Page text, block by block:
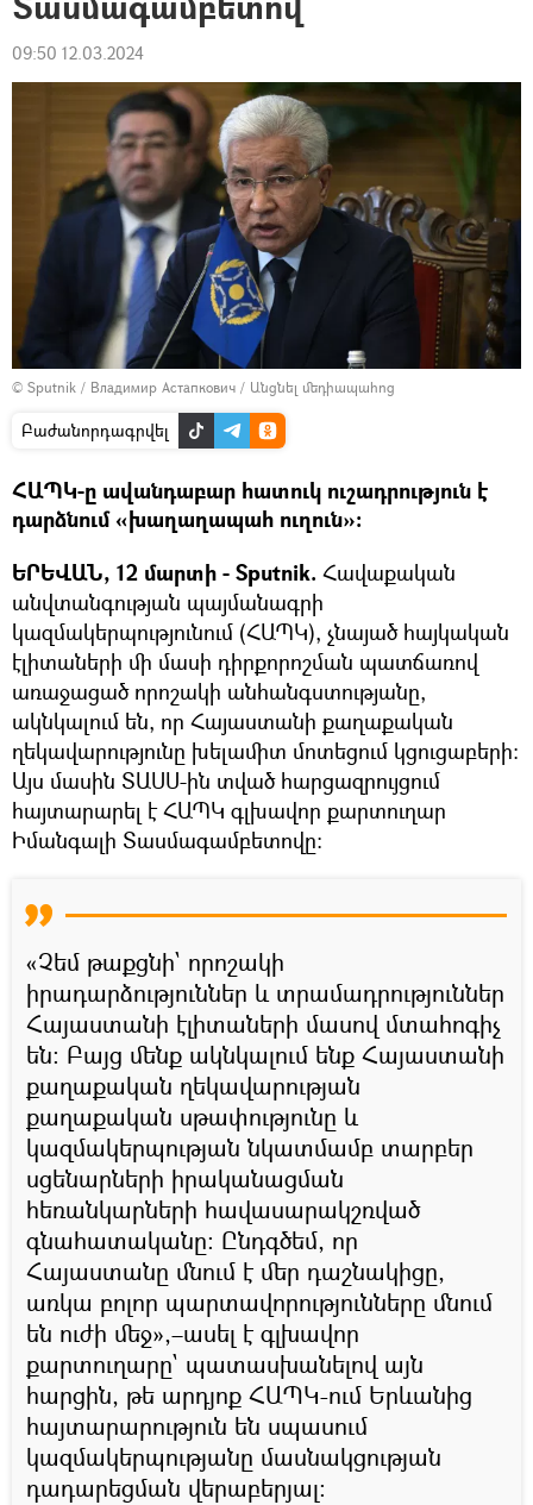
09:50 12.03.2024
© Sputnik / Владимир Астапкович / Անցնել մեդիապահոց
Բաժանորդագրվել
ՀԱՊԿ-ը ավանդաբար հատուկ ուշադրություն է
դարձնում «խաղաղապահ ուղուն»։
ԵՐԵՎԱՆ, 12 մարտի - Sputnik. Հավաքական
անվտանգության պայմանագրի
կազմակերպությունում (ՀԱՊԿ), չնայած հայկական
էլիտաների մի մասի դիրքորոշման պատճառով
առաջացած որոշակի անհանգստությանը,
ակնկալում են, որ Հայաստանի քաղաքական
ղեկավարությունը խելամիտ մոտեցում կցուցաբերի:
Այս մասին ՏԱՍՍ-ին տված հարցազրույցում
հայտարարել է ՀԱՊԿ գլխավոր քարտուղար
Իմանգալի Տասմագամբետովը։
«Չեմ թաքցնի` որոշակի
իրադարձություններ և տրամադրություններ
Հայաստանի էլիտաների մասով մտահոգիչ
են։ Բայց մենք ակնկալում ենք Հայաստանի
քաղաքական ղեկավարության
քաղաքական սթափությունը և
կազմակերպության նկատմամբ տարբեր
սցենարների իրականացման
հեռանկարների հավասարակշռված
գնահատականը: Ընդգծեմ, որ
Հայաստանը մնում է մեր դաշնակիցը,
առկա բոլոր պարտավորությունները մնում
են ուժի մեջ»,–ասել է գլխավոր
քարտուղարը` պատասխանելով այն
հարցին, թե արդյոք ՀԱՊԿ-ում Երևանից
հայտարարություն են սպասում
կազմակերպությանը մասնակցության
դադարեցման վերաբերյալ։